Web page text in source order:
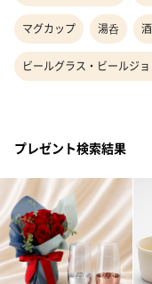
マグカップ 湯呑
ビールグラス・ビールジ
プレゼント検索結果